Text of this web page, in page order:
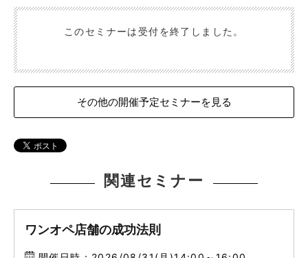
このセミナーは受付を終了しました。
その他の開催予定セミナーを見る
関連セミナー
ワンオペ店舗の成功法則